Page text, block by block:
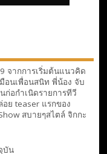
จากการเริ่มต้นแนวคิด
อนเพื่อนสนิท พี่น้อง จับ
ก่อกำเนิดรายการทีวี
ย teaser แรกของ
สบายๆสไตล์ จิกกะ
บัน